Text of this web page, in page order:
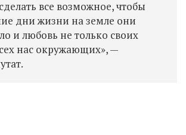
все возможное, чтобы
дни жизни на земле они
и любовь не только своих
нас окружающих», —